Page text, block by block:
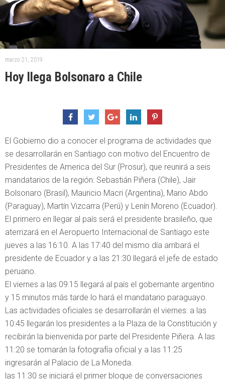
marzo 21, 2019
Hoy llega Bolsonaro a Chile
El Gobierno dio a conocer el programa de actividades que
se desarrollarán en Santiago con motivo del Encuentro de
Presidentes de America del Sur (Prosur), que reunirá a seis
mandatarios de la región: Sebastián Piñera (Chile), Jair
Bolsonaro (Brasil), Mauricio Macri (Argentina), Mario Abdo
(Paraguay), Martín Vizcarra (Perú) y Lenín Moreno (Ecuador).
El primero en llegar al país será el presidente brasileño, que
aterrizará en el Aeropuerto Internacional de Santiago este
jueves a las 16:10. A las 17:40 del mismo día arribará el
presidente de Ecuador y a las 21:30 llegará el jefe de estado
peruano.
El viernes a las 09:15 llegará al país el gobernante argentino
y 15 minutos más tarde lo hará el mandatario paraguayo.
Las actividades oficiales se desarrollarán el viernes: a las
10:45 llegarán los presidentes a la Plaza de la Constitución y
recibirán la bienvenida por parte del Presidente Piñera. A las
11:20 se tomarán la fotografía oficial y a las 11:25
ingresarán al Palacio de La Moneda.
las 11:30 se iniciará el primer bloque de conversaciones